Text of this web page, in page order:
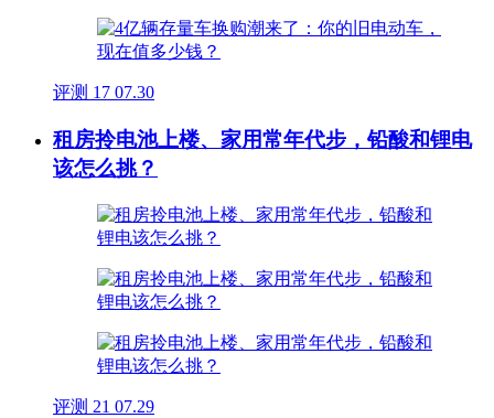
评测 17 07.30
租房拎电池上楼、家用常年代步，铅酸和锂电
该怎么挑？
评测 21 07.29